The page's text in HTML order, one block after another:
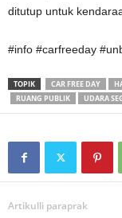
ditutup untuk
#info #carfreeday
TOPIK CAR FREE DAY
RUANG PUBLIK
UDARA
Artikulli paraprak